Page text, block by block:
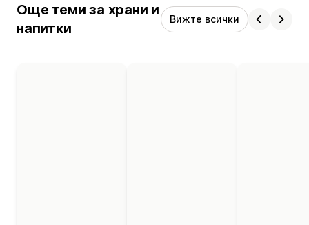
Още теми за храни и
напитки
Вижте всички